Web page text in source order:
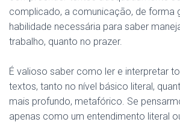
complicado, a comunicação, de forma
habilidade necessária para saber
trabalho, quanto no prazer.
É valioso saber como ler e interpretar
textos, tanto no nível básico literal,
mais profundo, metafórico. Se
apenas como um entendimento literal